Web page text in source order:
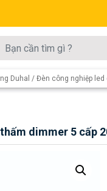
Duhal / Đèn công nghiệp led
dimmer 5 cấp